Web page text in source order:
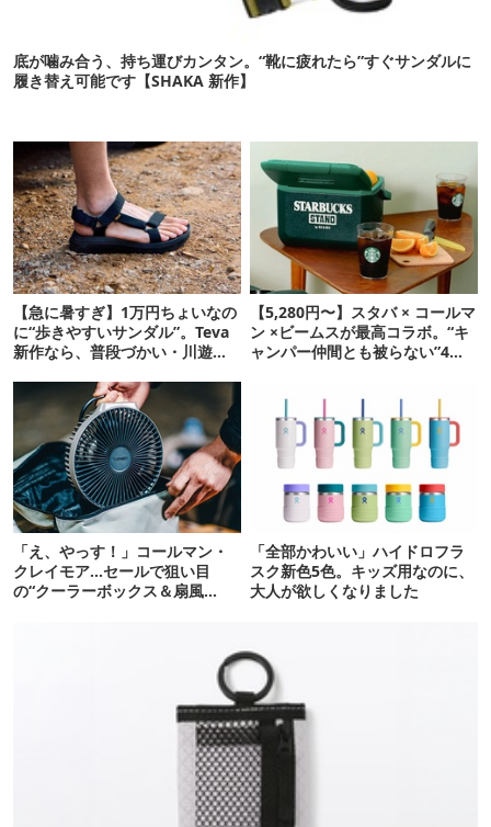
底が噛み合う、持ち運びカンタン。“靴に疲れたら”すぐサンダルに
履き替え可能です【SHAKA 新作】
【急に暑すぎ】1万円ちょいなの
に“歩きやすいサンダル”。Teva
新作なら、普段づかい・川遊
【5,280円〜】スタバ × コールマ
ン ×ビームスが最高コラボ。“キ
ャンパー仲間とも被らない”4ア
「え、やっす！」コールマン・
クレイモア…セールで狙い目
の“クーラーボックス＆扇風
「全部かわいい」ハイドロフラ
スク新色5色。キッズ用なのに、
大人が欲しくなりました